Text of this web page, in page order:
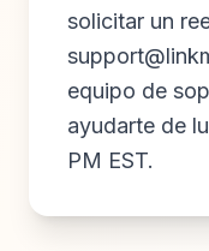
solicitar un
equipo de
ayudarte de
PM EST.